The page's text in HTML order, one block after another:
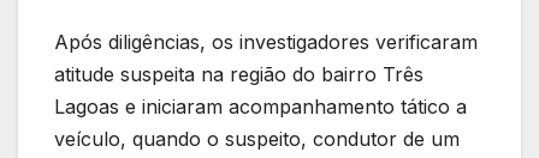
Após diligências, os investigadores verificaram
atitude suspeita na região do bairro Três
Lagoas e iniciaram acompanhamento tático a
veículo, quando o suspeito, condutor de um